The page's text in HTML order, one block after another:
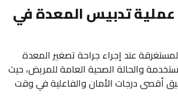
تدبيس المعدة في
عند إجراء جراحة تصغير المعدة
والحالة الصحية العامة للمريض، حيث
أقصى درجات الأمان والفاعلية في وقت